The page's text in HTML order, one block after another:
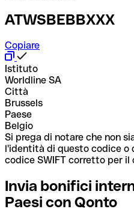
ATWSBEBBXXX
Copiare
Istituto
Worldline SA
Città
Brussels
Paese
Belgio
Si prega di notare che non
l'identità di questo codice o
codice SWIFT corretto per il
Invia bonifici
Paesi con Qonto